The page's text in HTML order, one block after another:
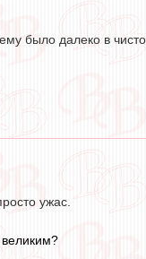
было далеко в
ужас.